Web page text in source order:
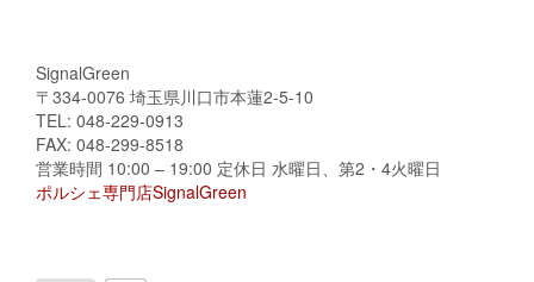
SignalGreen
〒334-0076 埼玉県川口市本蓮2-5-10
TEL: 048-229-0913
FAX: 048-299-8518
営業時間 10:00 – 19:00 定休日 水曜日、第2・4火曜日
ポルシェ専門店SignalGreen